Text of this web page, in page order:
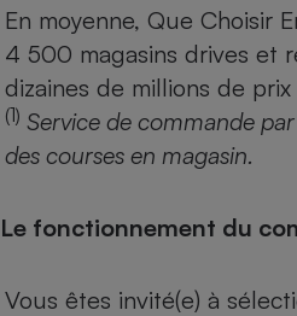
En moyenne, Que Choisir
4 500 magasins drives et
dizaines de millions de
(1) Service de commande
des courses en magasin.
Le fonctionnement du
Vous êtes invité(e) à